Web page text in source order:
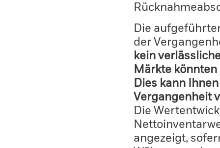
Die
der
kein
Märkte
Dies kann
Vergangenheit
Die
angezeigt,